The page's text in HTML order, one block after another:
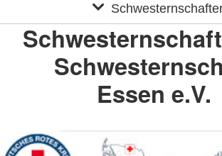
Essen e.V.